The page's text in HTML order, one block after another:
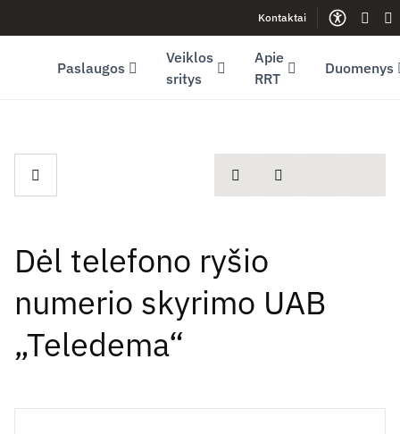
Kontaktai
Paslaugos
Veiklos
sritys
Apie
RRT
Duomenys
spausdintiDalintis
Dėl telefono ryšio
numerio skyrimo UAB
„Teledema“